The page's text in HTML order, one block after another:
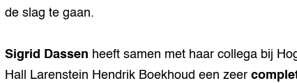
de slag te gaan.
Sigrid Dassen heeft samen met haar collega bij
Hall Larenstein Hendrik Boekhoud een zeer